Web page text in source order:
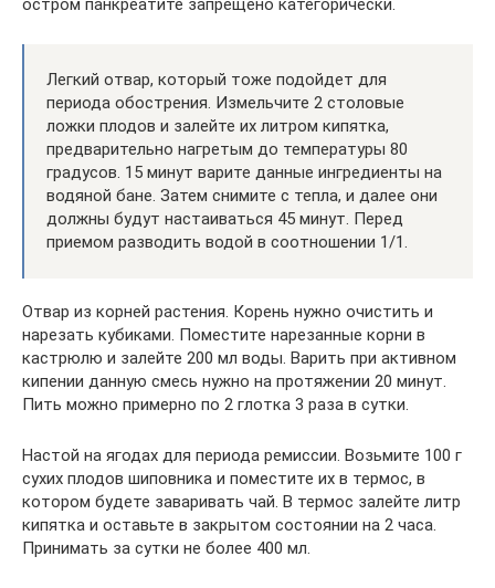
остром панкреатите запрещено категорически.
Легкий отвар, который тоже подойдет для
периода обострения. Измельчите 2 столовые
ложки плодов и залейте их литром кипятка,
предварительно нагретым до температуры 80
градусов. 15 минут варите данные ингредиенты на
водяной бане. Затем снимите с тепла, и далее они
должны будут настаиваться 45 минут. Перед
приемом разводить водой в соотношении 1/1.
Отвар из корней растения. Корень нужно очистить и
нарезать кубиками. Поместите нарезанные корни в
кастрюлю и залейте 200 мл воды. Варить при активном
кипении данную смесь нужно на протяжении 20 минут.
Пить можно примерно по 2 глотка 3 раза в сутки.
Настой на ягодах для периода ремиссии. Возьмите 100 г
сухих плодов шиповника и поместите их в термос, в
котором будете заваривать чай. В термос залейте литр
кипятка и оставьте в закрытом состоянии на 2 часа.
Принимать за сутки не более 400 мл.